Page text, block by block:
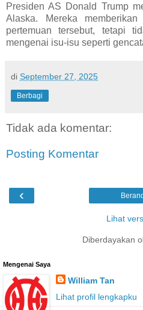
Presiden AS Donald Trump
Alaska. Mereka
pertemuan tersebut, tetapi
mengenai isu-isu seperti
di September 27, 2025
Berbagi
Tidak ada komentar:
Posting Komentar
‹
Lihat
Diberdayakan
Mengenai Saya
William Tan
Lihat profil lengkapku